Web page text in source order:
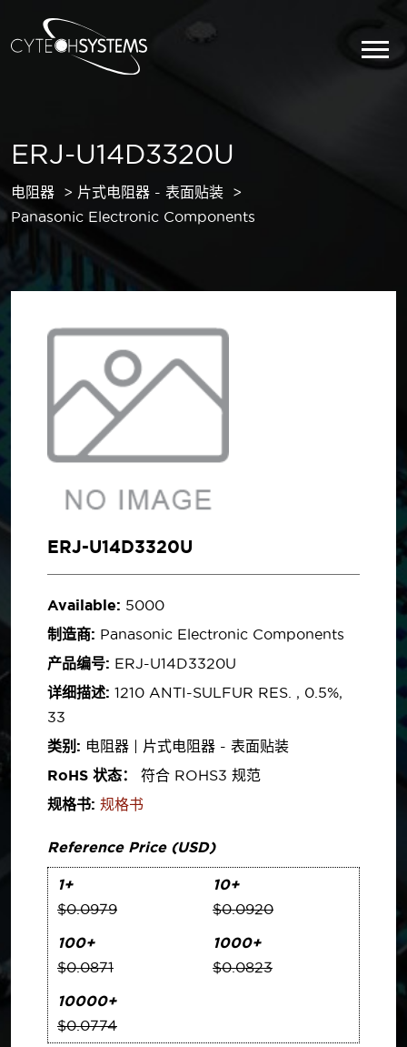
ERJ-U14D3320U
电阻器
片式电阻器 - 表面贴装
Panasonic Electronic Components
ERJ-U14D3320U
Available: 5000
制造商: Panasonic Electronic Components
产品编号: ERJ-U14D3320U
详细描述: 1210 ANTI-SULFUR RES. , 0.5%,
33
类别: 电阻器 | 片式电阻器 - 表面贴装
RoHS 状态：
符合 ROHS3 规范
规格书: 规格书
Reference Price (USD)
1+
$0.0979
10+
$0.0920
100+
$0.0871
1000+
$0.0823
10000+
$0.0774